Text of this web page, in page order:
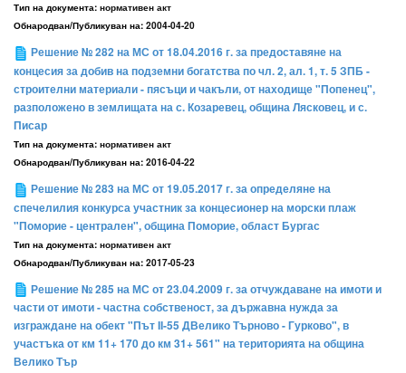
Тип на документа: нормативен акт
Обнародван/Публикуван на: 2004-04-20
Решение № 282 на МС от 18.04.2016 г. за предоставяне на
концесия за добив на подземни богатства по чл. 2, ал. 1, т. 5 ЗПБ -
строителни материали - пясъци и чакъли, от находище "Попенец",
разположено в землищата на с. Козаревец, община Лясковец, и с.
Писар
Тип на документа: нормативен акт
Обнародван/Публикуван на: 2016-04-22
Решение № 283 на МС от 19.05.2017 г. за определяне на
спечелилия конкурса участник за концесионер на морски плаж
"Поморие - централен", община Поморие, област Бургас
Тип на документа: нормативен акт
Обнародван/Публикуван на: 2017-05-23
Решение № 285 на МС от 23.04.2009 г. за отчуждаване на имоти и
части от имоти - частна собственост, за държавна нужда за
изграждане на обект "Път II-55 ДВелико Търново - Гурково", в
участъка от км 11+ 170 до км 31+ 561" на територията на община
Велико Тър